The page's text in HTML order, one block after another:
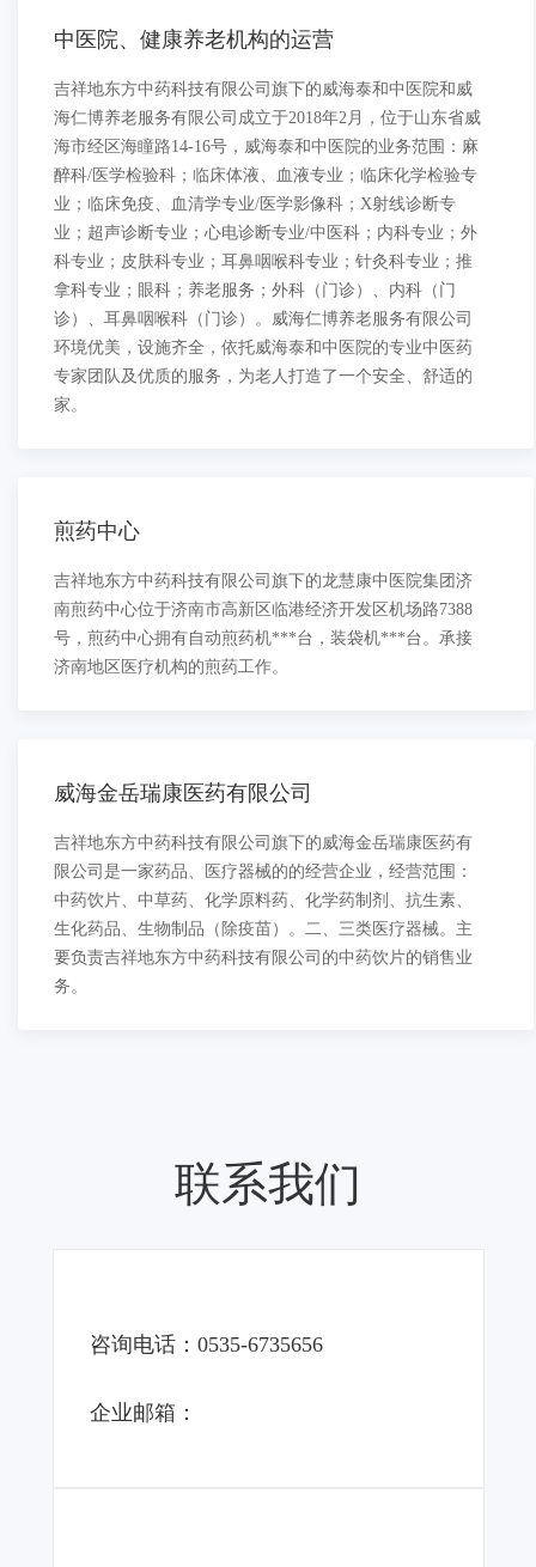
中医院、健康养老机构的运营
吉祥地东方中药科技有限公司旗下的威海泰和中医院和威
海仁博养老服务有限公司成立于2018年2月，位于山东省威
海市经区海瞳路14-16号，威海泰和中医院的业务范围：麻
醉科/医学检验科；临床体液、血液专业；临床化学检验专
业；临床免疫、血清学专业/医学影像科；X射线诊断专
业；超声诊断专业；心电诊断专业/中医科；内科专业；外
科专业；皮肤科专业；耳鼻咽喉科专业；针灸科专业；推
拿科专业；眼科；养老服务；外科（门诊）、内科（门
诊）、耳鼻咽喉科（门诊）。威海仁博养老服务有限公司
环境优美，设施齐全，依托威海泰和中医院的专业中医药
专家团队及优质的服务，为老人打造了一个安全、舒适的
家。
煎药中心
吉祥地东方中药科技有限公司旗下的龙慧康中医院集团济
南煎药中心位于济南市高新区临港经济开发区机场路7388
号，煎药中心拥有自动煎药机***台，装袋机***台。承接
济南地区医疗机构的煎药工作。
威海金岳瑞康医药有限公司
吉祥地东方中药科技有限公司旗下的威海金岳瑞康医药有
限公司是一家药品、医疗器械的的经营企业，经营范围：
中药饮片、中草药、化学原料药、化学药制剂、抗生素、
生化药品、生物制品（除疫苗）。二、三类医疗器械。主
要负责吉祥地东方中药科技有限公司的中药饮片的销售业
务。
联系我们
咨询电话：0535-6735656
企业邮箱：